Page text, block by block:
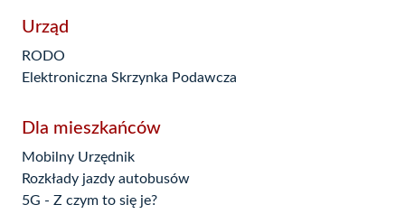
Urząd
RODO
Elektroniczna Skrzynka Podawcza
Dla mieszkańców
Mobilny Urzędnik
Rozkłady jazdy autobusów
5G - Z czym to się je?